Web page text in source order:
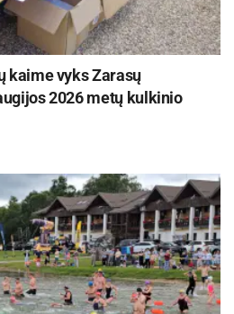
kaime vyks Zarasų
2026 metų kulkinio